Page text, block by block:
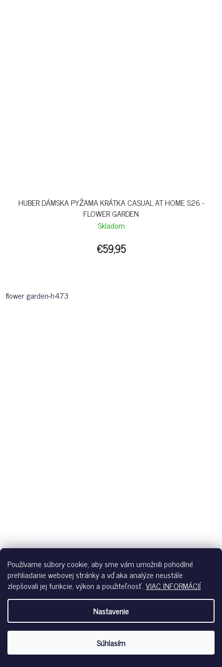
Používame súbory cookie, aby sme vám umožnili pohodlné
prehliadanie webovej stránky a vďaka analýze neustále
zlepšovali jej funkcie, výkon a použiteľnosť.VIAC INFORMÁCIÍ
Nastavenie
Súhlasím
HUBER DÁMSKA PYŽAMA KRÁTKA CASUAL AT HOME S26 -
FLOWER GARDEN
Skladom
€59,95
flower garden-h473
SKINY PODPRSENKA S VYBERATEĽNÝMI VÝSTUŽAMI
SENSATION S26 - NEBULAS BLUE